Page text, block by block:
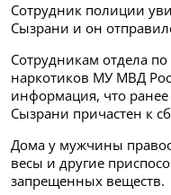
Сотрудник полиции
Сызрани и он
Сотрудникам отдела
наркотиков МУ МВД
информация, что
Сызрани причастен к
Дома у мужчины
весы и другие
запрещенных веществ.